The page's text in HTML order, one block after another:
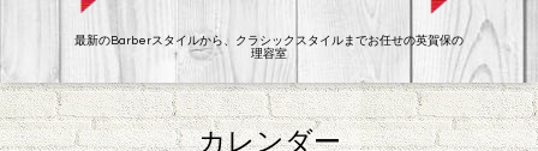
最新のBarberスタイルから、クラシックスタイルまでお任せの英賀保の
理容室
カレンダー